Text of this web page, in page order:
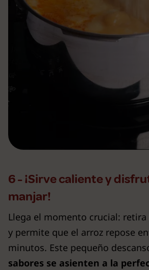
6 - ¡Sirve caliente y
manjar!
Llega el momento crucial:
y permite que el arroz repose
minutos. Este pequeño
sabores se asienten a la